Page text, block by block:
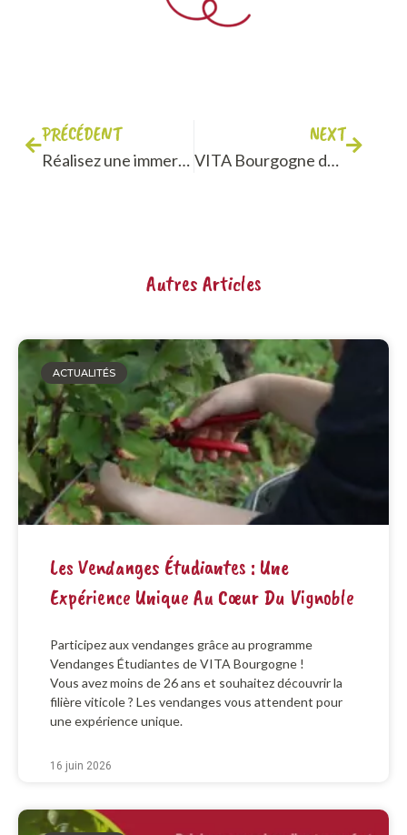
PRÉCÉDENT
Réalisez une immersion professionnelle en entreprise
NEXT
VITA Bourgogne dans le DBM !
Autres Articles
ACTUALITÉS
Les Vendanges Étudiantes : Une
Expérience Unique Au Cœur Du Vignoble
Participez aux vendanges grâce au programme
Vendanges Étudiantes de VITA Bourgogne !
Vous avez moins de 26 ans et souhaitez découvrir la
filière viticole ? Les vendanges vous attendent pour
une expérience unique.
16 juin 2026